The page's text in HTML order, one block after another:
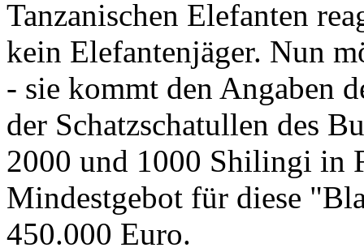
Tanzanischen Elefanten
kein Elefantenjäger. Nun
- sie kommt den Angaben
der Schatzschatullen des
2000 und 1000 Shilingi in
Mindestgebot für diese
450.000 Euro.